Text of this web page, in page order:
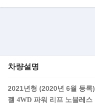
차량설명
2021년형 (2020년 6월 등록)
젤 4WD 파워 리프 노블레스